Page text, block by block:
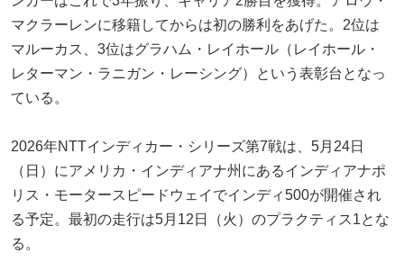
マクラーレンに移籍してからは初の勝利をあげた。2位は
マルーカス、3位はグラハム・レイホール（レイホール・
レターマン・ラニガン・レーシング）という表彰台となっ
ている。
2026年NTTインディカー・シリーズ第7戦は、5月24日
（日）にアメリカ・インディアナ州にあるインディアナポ
リス・モータースピードウェイでインディ500が開催され
る予定。最初の走行は5月12日（火）のプラクティス1とな
る。